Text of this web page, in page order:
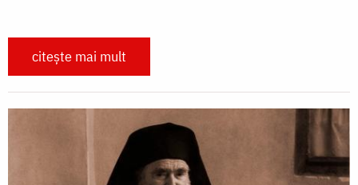
citește mai mult